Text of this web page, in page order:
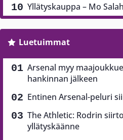
Yllätyskauppa – Mo
Luetuimmat
Arsenal myy
hankinnan jälkeen
Entinen Arsenal-peluri
The Athletic: Rodrin
yllätyskäänne